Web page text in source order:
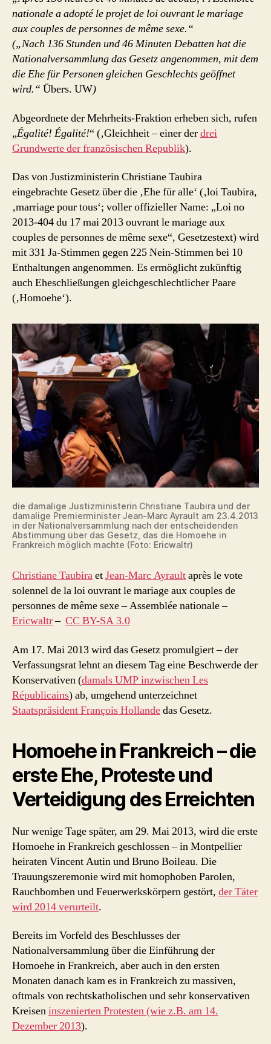
nationale a adopté le projet de loi ouvrant le mariage
aux couples de personnes de même sexe.“
(„Nach 136 Stunden und 46 Minuten Debatten hat die
Nationalversammlung das Gesetz angenommen, mit dem
die Ehe für Personen gleichen Geschlechts geöffnet
wird.“ Übers. UW)
Abgeordnete der Mehrheits-Fraktion erheben sich, rufen
„Égalité! Égalité!“ (‚Gleichheit – einer derdrei
Grundwerte der französischen Republik).
Das von Justizministerin Christiane Taubira
eingebrachte Gesetz über die ‚Ehe für alle‘ (‚loi Taubira,
‚marriage pour tous‘; voller offizieller Name: „Loi no
2013-404 du 17 mai 2013 ouvrant le mariage aux
couples de personnes de même sexe“, Gesetzestext) wird
mit 331 Ja-Stimmen gegen 225 Nein-Stimmen bei 10
Enthaltungen angenommen. Es ermöglicht zukünftig
auch Eheschließungen gleichgeschlechtlicher Paare
(‚Homoehe‘).
die damalige Justizministerin Christiane Taubira und der
damalige Premierminister Jean-Marc Ayrault am 23.4.2013
in der Nationalversammlung nach der entscheidenden
Abstimmung über das Gesetz, das die Homoehe in
Frankreich möglich machte (Foto: Ericwaltr)
Christiane TaubiraetJean-Marc Ayraultaprès le vote
solennel de la loi ouvrant le mariage aux couples de
personnes de même sexe – Assemblée nationale –
Ericwaltr– CC BY-SA 3.0
Am 17. Mai 2013 wird das Gesetz promulgiert – der
Verfassungsrat lehnt an diesem Tag eine Beschwerde der
Konservativen (damals UMP inzwischen Les
Républicains) ab, umgehend unterzeichnet
Staatspräsident François Hollandedas Gesetz.
Homoehe in Frankreich – die
erste Ehe, Proteste und
Verteidigung des Erreichten
Nur wenige Tage später, am 29. Mai 2013, wird die erste
Homoehe in Frankreich geschlossen – in Montpellier
heiraten Vincent Autin und Bruno Boileau. Die
Trauungszeremonie wird mit homophoben Parolen,
Rauchbomben und Feuerwerkskörpern gestört, der Täter
wird 2014 verurteilt.
Bereits im Vorfeld des Beschlusses der
Nationalversammlung über die Einführung der
Homoehe in Frankreich, aber auch in den ersten
Monaten danach kam es in Frankreich zu massiven,
oftmals von rechtskatholischen und sehr konservativen
Kreiseninszenierten Protesten (wie z.B. am 14.
Dezember 2013).